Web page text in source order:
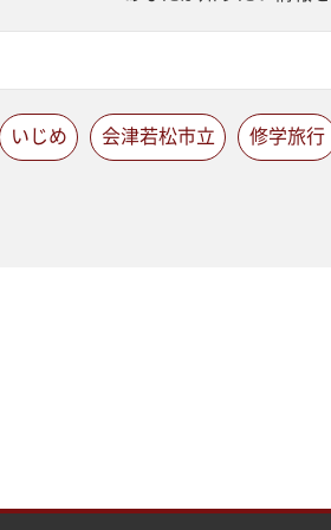
いじめ 会津若松市立 修学旅行